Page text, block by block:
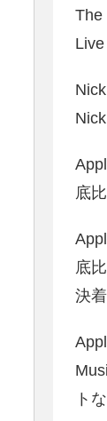
The
底
底
決
ト